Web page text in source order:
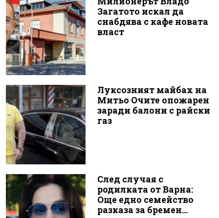
Загатото искал да
снабдява с кафе новата
власт
Луксозният майбах на
Митьо Очите опожарен
заради балони с райски
газ
След случая с
родилката от Варна:
Още едно семейство
разказа за бремен...